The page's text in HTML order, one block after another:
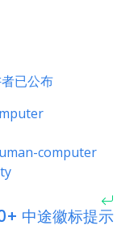
已公布
computer
中途徽标提示